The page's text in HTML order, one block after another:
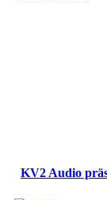
KV2 Audio